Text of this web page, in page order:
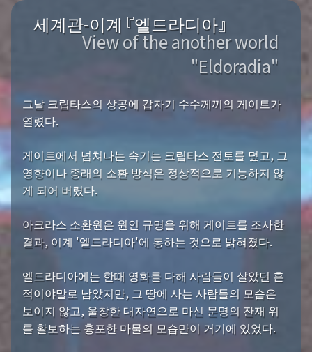
세계관-이계 『엘드라디아』
View of the another world
"Eldoradia"
그날 크립타스의 상공에 갑자기 수수께끼의 게이트가
열렸다.
게이트에서 넘쳐나는 속기는 크립타스 전토를 덮고, 그
영향이나 종래의 소환 방식은 정상적으로 기능하지 않
게 되어 버렸다.
아크라스 소환원은 원인 규명을 위해 게이트를 조사한
결과, 이계 '엘드라디아'에 통하는 것으로 밝혀졌다.
엘드라디아에는 한때 영화를 다해 사람들이 살았던 흔
적이야말로 남았지만, 그 땅에 사는 사람들의 모습은
보이지 않고, 울창한 대자연으로 마신 문명의 잔재 위
를 활보하는 흉포한 마물의 모습만이 거기에 있었다.